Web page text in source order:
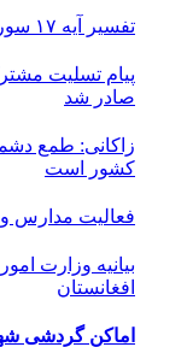
تفسیر آیه ۱۷ سوره مبارکه انفال به زبان «آذری»
پیام تسلیت
صادر شد
زاکانی: طمع
کشور است
فعالیت مدارس
بیانیه وزارت
افغانستان
اماکن گردشی